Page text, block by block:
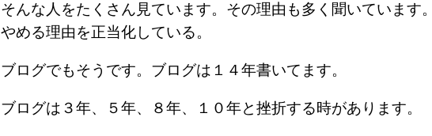
そんな人をたくさん見ています。その理由も多く聞いています
やめる理由を正当化している。
ブログでもそうです。ブログは１４年書いてます。
ブログは３年、５年、８年、１０年と挫折する時があります。